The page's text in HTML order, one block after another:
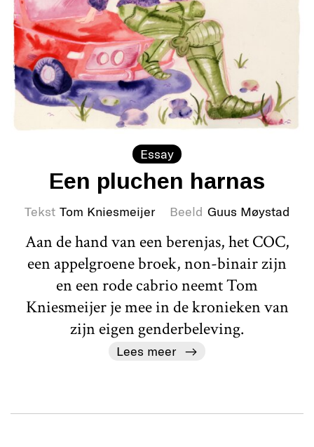
Essay
Een pluchen harnas
Tekst Tom Kniesmeijer Beeld Guus Møystad
Aan de hand van een berenjas, het COC,
een appelgroene broek, non-binair zijn
en een rode cabrio neemt Tom
Kniesmeijer je mee in de kronieken van
zijn eigen genderbeleving.
Lees meer